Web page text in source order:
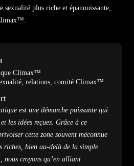
sexualité plus riche et épanouissante,
Climax™
relations, comité Climax™
est une démarche puissante qui
les idées reçues. Grâce à ce
cette zone souvent méconnue
riches, bien au-delà de la simple
croyons qu’en alliant